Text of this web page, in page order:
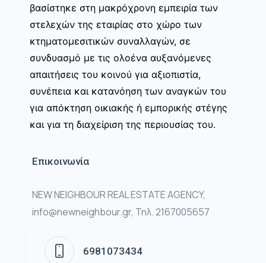
βασίστηκε στη μακρόχρονη εμπειρία των
στελεχών της εταιρίας στο χώρο των
κτηματομεσιτικών συναλλαγών, σε
συνδυασμό με τις ολοένα αυξανόμενες
απαιτήσεις του κοινού για αξιοπιστία,
συνέπεια και κατανόηση των αναγκών του
για απόκτηση οικιακής ή εμπορικής στέγης
και για τη διαχείριση της περιουσίας του.
Επικοινωνία
NEW NEIGHBOUR REAL ESTATE AGENCY,
info@newneighbour.gr, Τηλ. 2167005657
6981073434